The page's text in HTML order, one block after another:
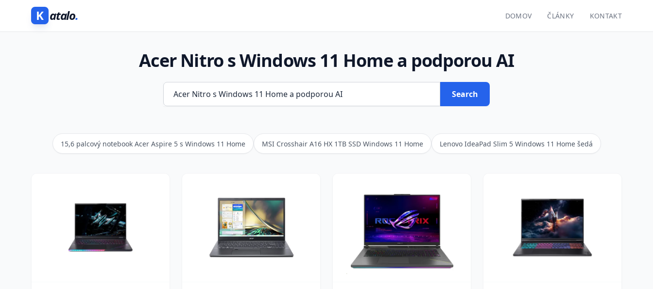
K atalo. DOMOV ČLÁNKY KONTAKT
Acer Nitro s Windows 11 Home a podporou AI
Search
15,6 palcový notebook Acer Aspire 5 s Windows 11 Home MSI Crosshair A16 HX 1TB SSD Windows 11 Home Lenovo IdeaPad Slim 5 Windows 11 Home šedá